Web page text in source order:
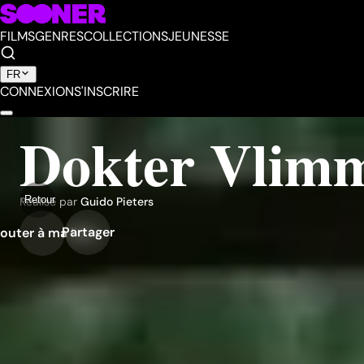
FILMSGENRESCOLLECTIONSJEUNESSE
FR
CONNEXIONS'INSCRIRE
Retour
Dokter
Réalisé par Guido Pieters
à ma liste
Partager